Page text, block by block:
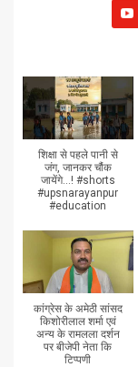
शिक्षा से पहले पानी से
जंग, जानकर चौंक
जायेंगे...! #shorts
#upsnarayanpur
#education
कांग्रेस के अमेठी सांसद
किशोरीलाल शर्मा एवं
अन्य के रामलला दर्शन
पर बीजेपी नेता कि
टिप्पणी